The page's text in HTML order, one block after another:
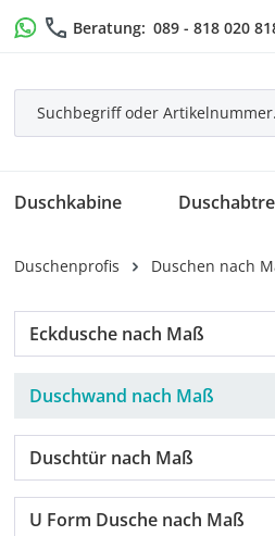
Hauptinhalt springen
Zur Suche springen
Zur Hauptnavigation springen
Beratung: 089 - 818 020
Duschkabine
Duschenprofis Duschen nach
Eckdusche nach Maß
Duschwand nach Maß
Duschtür nach Maß
U Form Dusche nach Maß